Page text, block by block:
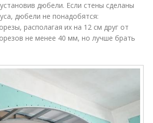
дюбели. Если стены сделаны
дюбели не понадобятся:
располагая их на 12 см друг от
не менее 40 мм, но лучше брать